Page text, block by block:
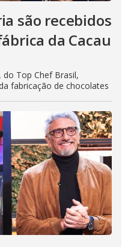
são recebidos
da Cacau
Top Chef Brasil,
fabricação de chocolates